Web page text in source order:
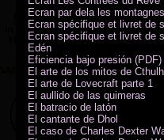
Ecran par dela les
Ecran spécifique et livret de
Ecran spécifique et livret de
Edén
Eficiencia bajo presión (PDF)
El arte de los mitos de
El arte de Lovecraft parte 1
El aullido de las quimeras
El batracio de latón
El cantante de Dhol
El caso de Charles Dexter